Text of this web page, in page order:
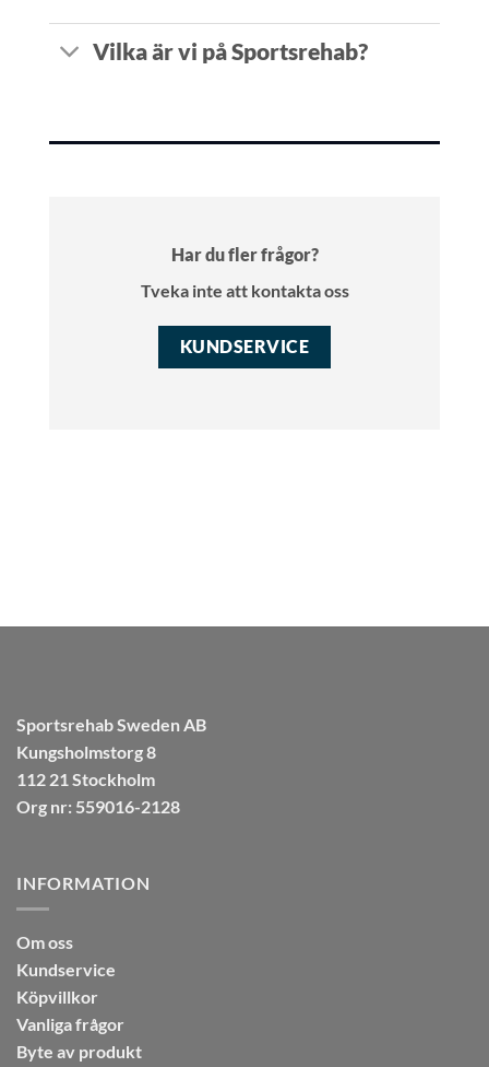
Vilka är vi på Sportsrehab?
Har du fler frågor?
Tveka inte att kontakta oss
KUNDSERVICE
Sportsrehab Sweden AB
Kungsholmstorg 8
112 21 Stockholm
Org nr: 559016-2128
INFORMATION
Om oss
Kundservice
Köpvillkor
Vanliga frågor
Byte av produkt